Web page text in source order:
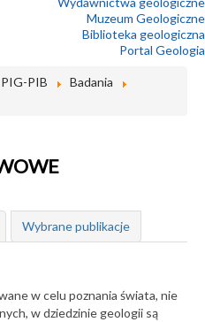
Muzeum Geologiczne
Biblioteka geologiczna
Portal Geologia
PIB
Badania
Wybrane publikacje
w celu poznania świata, nie
w dziedzinie geologii są